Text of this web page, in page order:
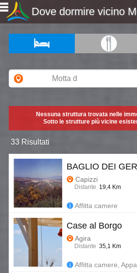
Nessuna struttura trovata nelle
Sotto le strutture più vicine
33 Risultati
BAGLIO DEI
Capizzi
Distante 19,4 Km
Affitta camere
Case al Borgo
Agira
Distante 35,1 Km
Affitta camere,